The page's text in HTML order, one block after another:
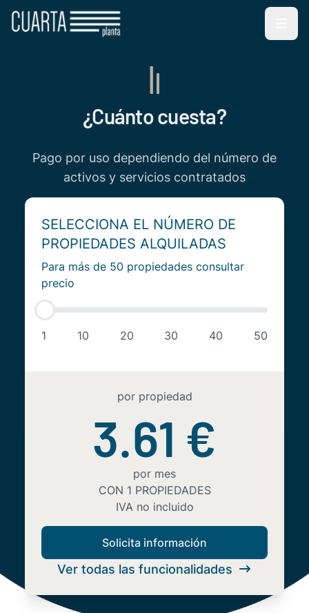
¿Cuánto cuesta?
Pago por uso dependiendo del número de
activos y servicios contratados
SELECCIONA EL NÚMERO DE
PROPIEDADES ALQUILADAS
Para más de 50 propiedades consultar
precio
1 10 20 30 40 50
por propiedad
3.61 €
por mes
CON 1 PROPIEDADES
IVA no incluido
Solicita información
Ver todas las funcionalidades